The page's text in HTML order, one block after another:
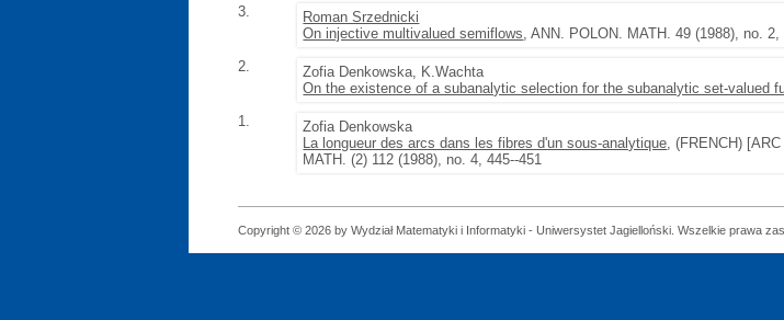
3.
Roman Srzednicki
On injective multivalued semiflows, ANN. POLON. MATH. 49 (1988), no. 2,
2.
Zofia Denkowska, K.Wachta
On the existence of a subanalytic selection for the subanalytic set-valued
1.
Zofia Denkowska
La longueur des arcs dans les fibres d'un sous-analytique, (FRENCH)
MATH. (2) 112 (1988), no. 4, 445--451
Copyright © 2026 by Wydział Matematyki i Informatyki - Uniwersystet Jagielloński. Wszelkie prawa